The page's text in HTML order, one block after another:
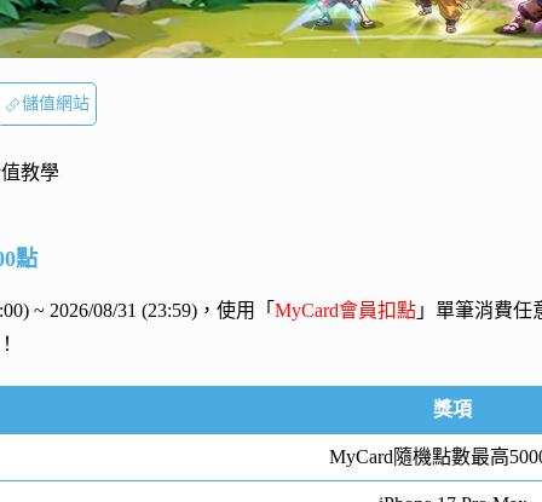
儲值網站
教學
點
~ 2026/08/31 (23:59)，使用「 MyCard會員扣點 」單筆消費任
獎項
MyCard隨機點數最高